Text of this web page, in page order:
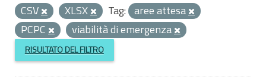
CSV
XLSX Tag: aree attesa
PCPC
viabilità di emergenza
RISULTATO DEL FILTRO